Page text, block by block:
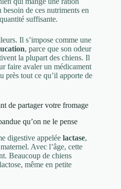
de ces nutriments en
suffisante.
Il s’impose comme une
, parce que son odeur
la plupart des chiens. Il
faire avaler un médicament
près tout ce qu’il apporte de
de partager votre fromage
qu’on ne le pense
digestive appelée lactase,
Avec l’âge, cette
Beaucoup de chiens
même en petite